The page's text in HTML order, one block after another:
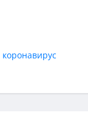
коронавирус